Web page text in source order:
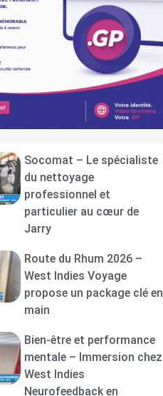
Socomat – Le spécialiste
du nettoyage
professionnel et
particulier au cœur de
Jarry
Route du Rhum 2026 –
West Indies Voyage
propose un package clé en
main
Bien-être et performance
mentale – Immersion chez
West Indies
Neurofeedback en